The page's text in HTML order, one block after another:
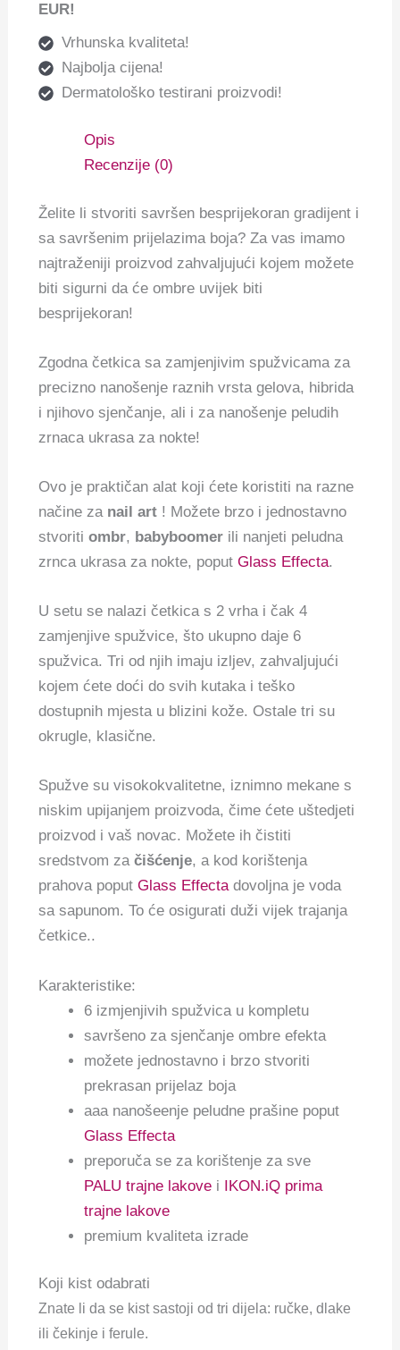
EUR!
Vrhunska kvaliteta!
Najbolja cijena!
Dermatološko testirani proizvodi!
Opis
Recenzije (0)
Želite li stvoriti savršen besprijekoran gradijent i
sa savršenim prijelazima boja? Za vas imamo
najtraženiji proizvod zahvaljujući kojem možete
biti sigurni da će ombre uvijek biti
besprijekoran!
Zgodna četkica sa zamjenjivim spužvicama za
precizno nanošenje raznih vrsta gelova, hibrida
i njihovo sjenčanje, ali i za nanošenje peludih
zrnaca ukrasa za nokte!
Ovo je praktičan alat koji ćete koristiti na razne
načine za nail art ! Možete brzo i jednostavno
stvoritiombr, babyboomer ili nanjeti peludna
zrnca ukrasa za nokte, poputGlass Effecta.
U setu se nalazi četkica s 2 vrha i čak 4
zamjenjive spužvice, što ukupno daje 6
spužvica. Tri od njih imaju izljev, zahvaljujući
kojem ćete doći do svih kutaka i teško
dostupnih mjesta u blizini kože. Ostale tri su
okrugle, klasične.
Spužve su visokokvalitetne, iznimno mekane s
niskim upijanjem proizvoda, čime ćete uštedjeti
proizvod i vaš novac. Možete ih čistiti
sredstvom začišćenje, a kod korištenja
prahova poputGlass Effectadovoljna je voda
sa sapunom. To će osigurati duži vijek trajanja
četkice..
Karakteristike:
6 izmjenjivih spužvica u kompletu
savršeno za sjenčanje ombre efekta
možete jednostavno i brzo stvoriti
prekrasan prijelaz boja
aaa nanošeenje peludne prašine poput
Glass Effecta
preporuča se za korištenje za sve
PALU trajne lakove i IKON.iQ prima
trajne lakove
premium kvaliteta izrade
Koji kist odabrati
Znate li da se kist sastoji od tri dijela: ručke, dlake
ili čekinje i ferule.